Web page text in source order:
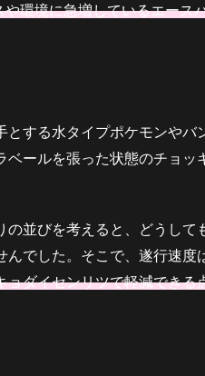
環境に急増しているエース
する水タイプポケモンやバ
ールを張った状態のチョッ
並びを考えると、どうして
でした。そこで、遂行速度
ダイセンリツで軽減できる